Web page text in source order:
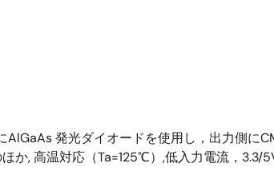
AlGaAs 発光ダイオードを使用し，出力側に
か, 高温対応（Ta=125℃）,低入力電流，3.3/